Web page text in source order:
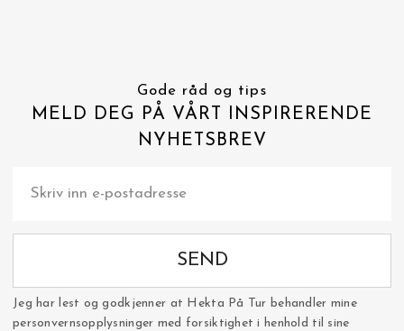
Gode råd og tips
MELD DEG PÅ VÅRT INSPIRERENDE
NYHETSBREV
SEND
Jeg har lest og godkjenner at Hekta På Tur behandler mine
personvernsopplysninger med forsiktighet i henhold til sine